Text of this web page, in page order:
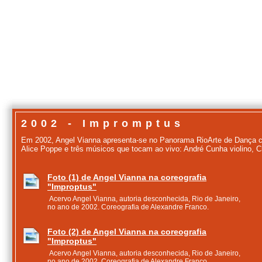
2002 - Impromptus
Em 2002, Angel Vianna apresenta-se no Panorama RioArte de
Alice Poppe e três músicos que tocam ao vivo: André Cunha violino,
Foto (1) de Angel Vianna na coreografia
"Improptus"
Acervo Angel Vianna, autoria desconhecida, Rio de Janeiro,
no ano de 2002. Coreografia de Alexandre Franco.
Foto (2) de Angel Vianna na coreografia
"Improptus"
Acervo Angel Vianna, autoria desconhecida, Rio de Janeiro,